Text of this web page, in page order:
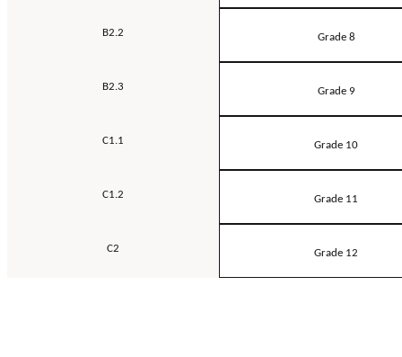
B2.2 Grade 8
B2.3 Grade 9
C1.1 Grade 10
C1.2 Grade 11
C2 Grade 12